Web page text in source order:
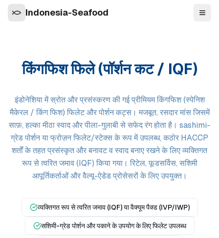
Indonesia-Seafood
किंगफिश फिले (पॉर्शन कट / IQF)
इंडोनेशिया में स्रोत और प्रसंस्करण की गई प्रीमियम किंगफिश (स्पेनिश
मैकेरल / किंग फिश) फिलेट और पोर्शन कट्स। मजबूत, रसदार मांस जिसमें
साफ़, हल्का मीठा स्वाद और पीला-गुलाबी से सफेद रंग होता है। sashimi-
ग्रेड पोर्शन या फ्रोज़न फिलेट/स्टेक्स के रूप में उपलब्ध, कठोर HACCP
शर्तों के तहत प्रसंस्कृत और बनावट व स्वाद बनाए रखने के लिए व्यक्तिगत
रूप से त्वरित जमाव (IQF) किया गया। रिटेल, फूडसर्विस, सशिमी
आपूर्तिकर्ताओं और वैल्यू-ऐडेड प्रोसेसरों के लिए उपयुक्त।
व्यक्तिगत रूप से त्वरित जमाव (IQF) या वैक्यूम पैक्ड (IVP/IWP)
सशिमी-ग्रेड पोर्शन और पकाने के उपयोग के लिए फिलेट उपलब्ध